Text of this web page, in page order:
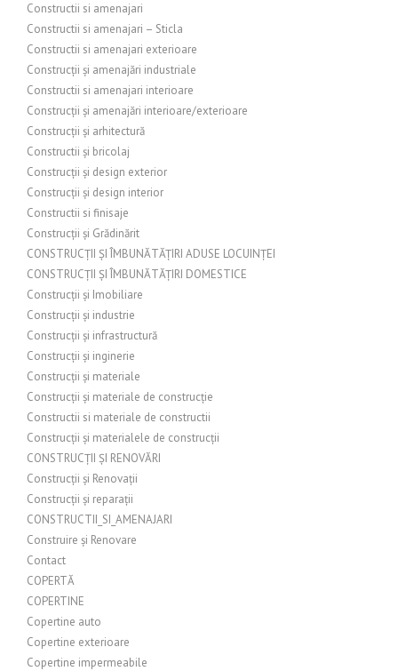
Constructii si amenajari
Constructii si amenajari – Sticla
Constructii si amenajari exterioare
Construcții și amenajări industriale
Constructii si amenajari interioare
Construcții și amenajări interioare/exterioare
Construcții și arhitectură
Constructii și bricolaj
Construcții și design exterior
Construcții și design interior
Constructii si finisaje
Construcții și Grădinărit
CONSTRUCȚII ȘI ÎMBUNĂTĂȚIRI ADUSE LOCUINȚEI
CONSTRUCȚII ȘI ÎMBUNĂTĂȚIRI DOMESTICE
Construcții și Imobiliare
Construcții și industrie
Construcții și infrastructură
Construcții și inginerie
Construcții și materiale
Construcții și materiale de construcție
Constructii si materiale de constructii
Construcții și materialele de construcții
CONSTRUCȚII ȘI RENOVĂRI
Construcții și Renovații
Construcții și reparații
CONSTRUCTII_SI_AMENAJARI
Construire și Renovare
Contact
COPERTĂ
COPERTINE
Copertine auto
Copertine exterioare
Copertine impermeabile